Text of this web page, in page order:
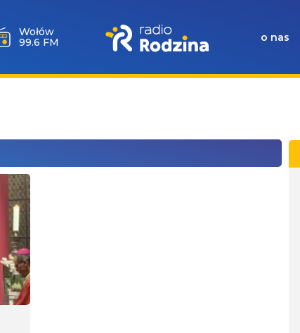
Wołów
99.6 FM
o nas